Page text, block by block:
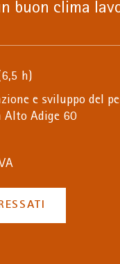
buon clima
h)
e sviluppo del
Alto Adige 60